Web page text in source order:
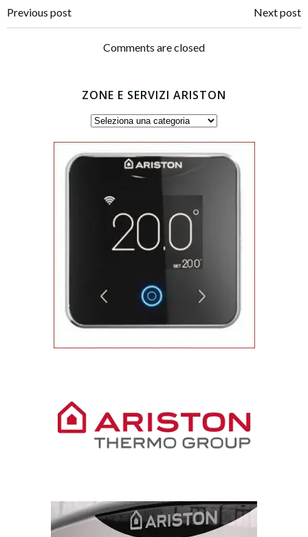
Post
navigation
Previous post
navigation
Next post
Comments are closed
ZONE E SERVIZI ARISTON
Zone
servizi
Ariston